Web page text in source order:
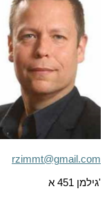
rzimmt@gmail.com
'גילמן 451 א